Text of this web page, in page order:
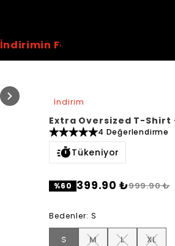
İndirimin Favorileri
İndirim
Extra Oversized T-Shirt
4 Değerlendirme
Tükeniyor
%60 399.90 ₺999.90 ₺
Bedenler: S
S M L XL